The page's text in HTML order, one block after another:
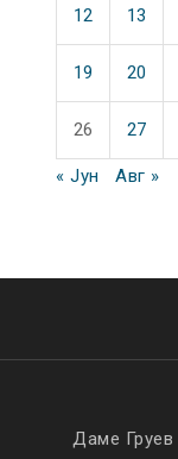
12 13
19 20
26 27
« Јун Авг »
Даме Груев